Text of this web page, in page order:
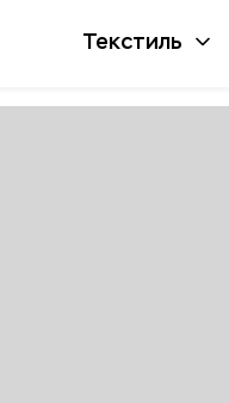
Текстиль